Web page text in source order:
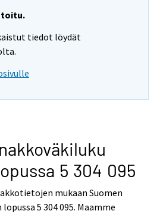
tiedot löydät
5 304 095
mukaan Suomen
5 304 095. Maamme